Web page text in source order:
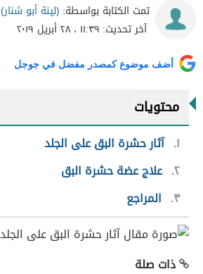
تمت الكتابة بواسطة: (لينة أبو شنار)
آخر تحديث: ١١:٣٩ ، ٢٨ أبريل ٢٠١٩
أضف موضوع كمصدر مفضل في جوجل
محتويات
١ آثار حشرة البق على الجلد
٢ علاج عضة حشرة البق
٣
المراجع
ذات صلة